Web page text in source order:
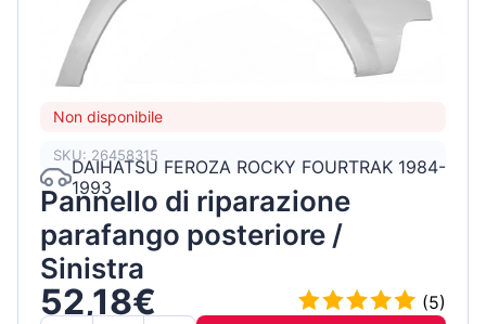
Non disponibile
SKU: 26458315
DAIHATSU FEROZA ROCKY FOURTRAK 1984-
1993
Pannello di riparazione
parafango posteriore /
Sinistra
52,18€
(5)